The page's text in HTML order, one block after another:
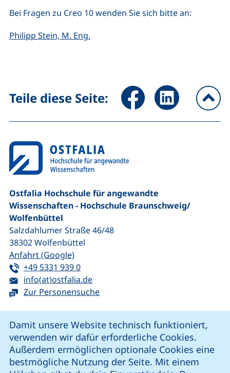
Damit unsere Website technisch funktioniert,
verwenden wir dafür erforderliche Cookies.
Außerdem ermöglichen optionale Cookies eine
bestmögliche Nutzung der Seite. Mit einem
Bei Fragen zu Creo 10 wenden Sie sich bitte an:
Philipp Stein, M. Eng.
Teile diese Seite: Seite über Facebook teilen
Seite über
Ostfalia Hochschule für angewandte
Wissenschaften - Hochschule Braunschweig/​
Wolfenbüttel
Salzdahlumer Straße 46/48
38302Wolfenbüttel
Anfahrt (Google)(externer Link, öffnet neues Fenster)
Tel:
+49 5331 939 0(startet einen Telefonanruf, wenn Ihr
E-Mail:
info(at)ostfalia.de(öffnet Ihr E-Mail-Programm)
Zur Personensuche
unsere Facebook-Seite (externer Link, öffnet neues
unsere LinkedIn-Seite (externer Link, öffnet
unsere Instagram-Seite (externer Link,
unsere YouTube-Seite (externer